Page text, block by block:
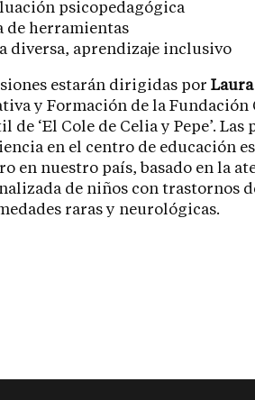
psicopedagógica
de herramientas
diversa, aprendizaje inclusivo
estarán dirigidas por Laura
y Formación de la Fundación
de ‘El Cole de Celia y Pepe’.
en el centro de educación
en nuestro país, basado en la
de niños con trastornos
raras y neurológicas.